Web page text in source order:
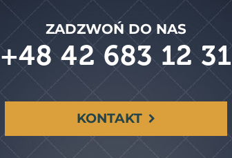
ZADZWOŃ DO NAS
+48 42 683 12 31
KONTAKT 